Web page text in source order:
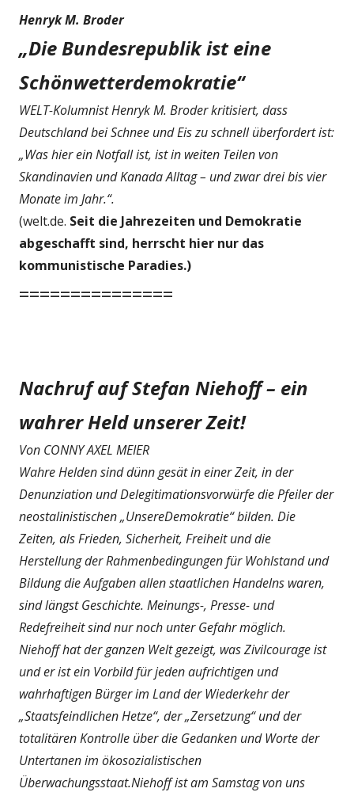
Henryk M. Broder
„Die Bundesrepublik ist eine
Schönwetterdemokratie“
WELT-Kolumnist Henryk M. Broder kritisiert, dass
Deutschland bei Schnee und Eis zu schnell überfordert ist:
„Was hier ein Notfall ist, ist in weiten Teilen von
Skandinavien und Kanada Alltag – und zwar drei bis vier
Monate im Jahr.“.
(welt.de. Seit die Jahrezeiten und Demokratie
abgeschafft sind, herrscht hier nur das
kommunistische Paradies.)
===============
Nachruf auf Stefan Niehoff – ein
wahrer Held unserer Zeit!
Von CONNY AXEL MEIER
Wahre Helden sind dünn gesät in einer Zeit, in der
Denunziation und Delegitimationsvorwürfe die Pfeiler der
neostalinistischen „UnsereDemokratie“ bilden. Die
Zeiten, als Frieden, Sicherheit, Freiheit und die
Herstellung der Rahmenbedingungen für Wohlstand und
Bildung die Aufgaben allen staatlichen Handelns waren,
sind längst Geschichte. Meinungs-, Presse- und
Redefreiheit sind nur noch unter Gefahr möglich.
Niehoff hat der ganzen Welt gezeigt, was Zivilcourage ist
und er ist ein Vorbild für jeden aufrichtigen und
wahrhaftigen Bürger im Land der Wiederkehr der
„Staatsfeindlichen Hetze“, der „Zersetzung“ und der
totalitären Kontrolle über die Gedanken und Worte der
Untertanen im ökosozialistischen
Überwachungsstaat.Niehoff ist am Samstag von uns